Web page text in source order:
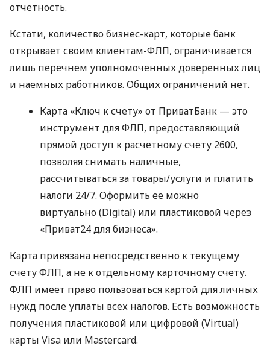
отчетность.
Кстати, количество бизнес-карт, которые банк
открывает своим клиентам-ФЛП, ограничивается
лишь перечнем уполномоченных доверенных лиц
и наемных работников. Общих ограничений нет.
Карта «Ключ к счету» от ПриватБанк — это
инструмент для ФЛП, предоставляющий
прямой доступ к расчетному счету 2600,
позволяя снимать наличные,
рассчитываться за товары/услуги и платить
налоги 24/7. Оформить ее можно
виртуально (Digital) или пластиковой через
«Приват24 для бизнеса».
Карта привязана непосредственно к текущему
счету ФЛП, а не к отдельному карточному счету.
ФЛП имеет право пользоваться картой для личных
нужд после уплаты всех налогов. Есть возможность
получения пластиковой или цифровой (Virtual)
карты Visa или Mastercard.